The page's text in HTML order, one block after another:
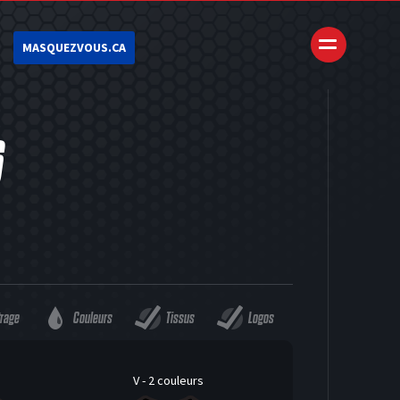
MASQUEZVOUS.CA
Couleurs Tissus Logos
V - 2 couleurs